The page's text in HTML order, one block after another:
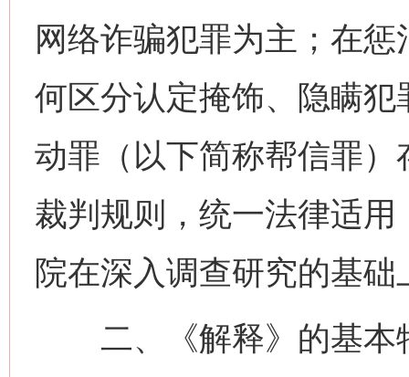
网络诈骗犯罪为主；在
何区分认定掩饰、隐瞒
动罪（以下简称帮信罪
裁判规则，统一法律适
院在深入调查研究的基
二、《解释》的基本